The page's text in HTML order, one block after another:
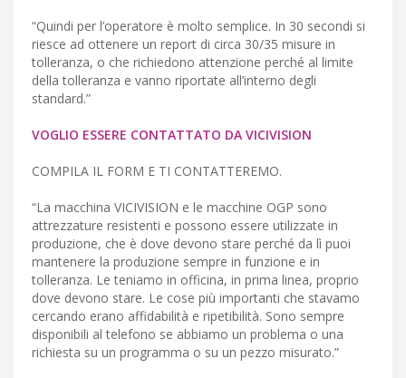
“Quindi per l’operatore è molto semplice. In 30 secondi si
riesce ad ottenere un report di circa 30/35 misure in
tolleranza, o che richiedono attenzione perché al limite
della tolleranza e vanno riportate all’interno degli
standard.”
VOGLIO ESSERE CONTATTATO DA VICIVISION
COMPILA IL FORM E TI CONTATTEREMO.
“La macchina VICIVISION e le macchine OGP sono
attrezzature resistenti e possono essere utilizzate in
produzione, che è dove devono stare perché da lì puoi
mantenere la produzione sempre in funzione e in
tolleranza. Le teniamo in officina, in prima linea, proprio
dove devono stare. Le cose più importanti che stavamo
cercando erano affidabilità e ripetibilità. Sono sempre
disponibili al telefono se abbiamo un problema o una
richiesta su un programma o su un pezzo misurato.”